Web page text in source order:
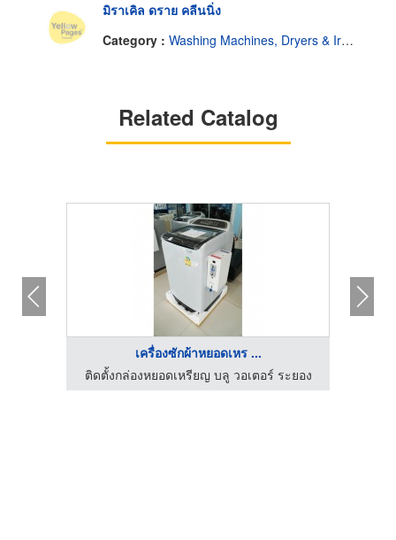
มิราเคิล ดราย คลีนนิ่ง
Category : Washing Machines, Dryers & Ironers-Household
Related Catalog
เครื่องซักผ้าหยอดเหร ...
ติดตั้งกล่องหยอดเหรียญ บลู วอเตอร์ ระยอง